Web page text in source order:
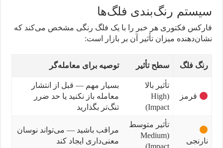
سیستم رنگ‌بندی فلگ‌ها
فارکس فکتوری هر خبر را با یک فلگ رنگی مشخص می‌کند که
نشان‌دهنده میزان تأثیر آن بر بازار است:
رنگ فلگ سطح تأثیر توصیه برای معامله‌گر
قرمز
تأثیر بالا
(High
Impact)
بسیار مهم — قبل از انتشار
معامله باز نکنید یا حد ضرر
تنگ‌تر بگذارید
نارنجی
تأثیر متوسط
(Medium
مراقب باشید — می‌تواند نوسان
معنی‌داری ایجاد کند